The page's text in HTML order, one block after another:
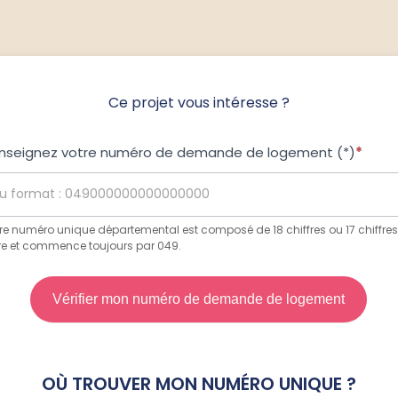
Ce projet vous intéresse ?
votre numéro de demande de logement (*)*
numéro unique départemental est composé de 18 chiffres ou 17 chiffres
et commence toujours par 049.
Vérifier mon numéro de demande de logement
OÙ TROUVER MON NUMÉRO UNIQUE ?